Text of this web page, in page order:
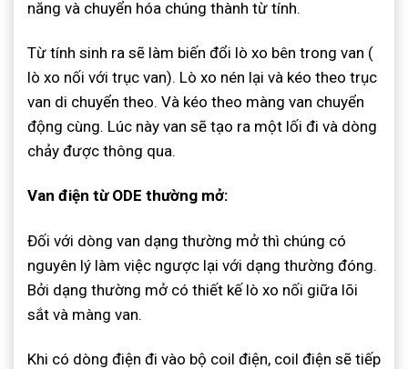
năng và chuyển hóa chúng thành từ tính.
Từ tính sinh ra sẽ làm biến đổi lò xo bên trong van (
lò xo nối với trục van). Lò xo nén lại và kéo theo trục
van di chuyển theo. Và kéo theo màng van chuyển
động cùng. Lúc này van sẽ tạo ra một lối đi và dòng
chảy được thông qua.
Van điện từ ODE thường mở:
Đối với dòng van dạng thường mở thì chúng có
nguyên lý làm việc ngược lại với dạng thường đóng.
Bởi dạng thường mở có thiết kế lò xo nối giữa lõi
sắt và màng van.
Khi có dòng điện đi vào bộ coil điện, coil điện sẽ tiếp